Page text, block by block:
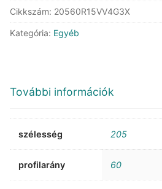
Cikkszám: 20560R15VV4G3X
Kategória: Egyéb
További információk
szélesség 205
profilarány 60